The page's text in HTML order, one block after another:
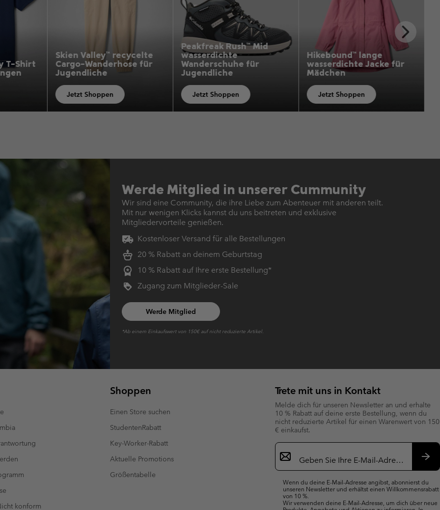
Next
Slide
für
wasserdichte
Wanderschuhe für
Jugendliche
Jetzt Shoppen
Hikebound™ lange
wasserdichte Jacke für
Mädchen
Jetzt Shoppen
Sequoia Grove™
Fleecejacke für
Jugendliche
Jetzt Shoppen
Werde Mitglied in unserer Cummunity
Wir sind eine Community, die ihre Liebe zum Abenteuer mit anderen teilt.
Mit nur wenigen Klicks kannst du uns beitreten und exklusive
Mitgliedervorteile genießen.
Kostenloser Versand für alle Bestellungen
20 % Rabatt an deinem Geburtstag
10 % Rabatt auf Ihre erste Bestellung*
Zugang zum Mitglieder-Sale
Werde Mitglied
*Ab einem Einkaufswert von 150€ auf nicht reduzierte Artikel.
konform
Shoppen
Einen Store suchen
StudentenRabatt
Key-Worker-Rabatt
Aktuelle Promotions
Größentabelle
Trete mit uns in Kontakt
Melde dich für unseren Newsletter an und erhalte
10 % Rabatt auf deine erste Bestellung, wenn du
nicht reduzierte Artikel für einen Warenwert von 150
€ einkaufst.
Newsletter-
Anmeldung
Wenn du deine E-Mail-Adresse angibst, abonnierst du
unseren Newsletter und erhältst einen Willkommensrabatt
von 10 %.
Wir verwenden deine E-Mail-Adresse, um dich über neue